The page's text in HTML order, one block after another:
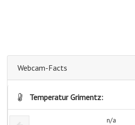
Webcam-Facts
Temperatur Grimentz:
n/a